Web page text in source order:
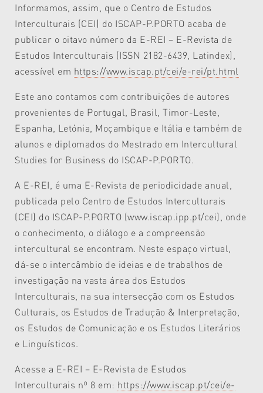
Informamos, assim, que o Centro de Estudos
Interculturais (CEI) do ISCAP-P.PORTO acaba de
publicar o oitavo número da E-REI – E-Revista de
Estudos Interculturais (ISSN 2182-6439, Latindex),
acessível em https://www.iscap.pt/cei/e-rei/pt.html
Este ano contamos com contribuições de autores
provenientes de Portugal, Brasil, Timor-Leste,
Espanha, Letónia, Moçambique e Itália e também de
alunos e diplomados do Mestrado em Intercultural
Studies for Business do ISCAP-P.PORTO.
A E-REI, é uma E-Revista de periodicidade anual,
publicada pelo Centro de Estudos Interculturais
(CEI) do ISCAP-P.PORTO (www.iscap.ipp.pt/cei), onde
o conhecimento, o diálogo e a compreensão
intercultural se encontram. Neste espaço virtual,
dá-se o intercâmbio de ideias e de trabalhos de
investigação na vasta área dos Estudos
Interculturais, na sua intersecção com os Estudos
Culturais, os Estudos de Tradução & Interpretação,
os Estudos de Comunicação e os Estudos Literários
e Linguísticos.
Acesse a E-REI – E-Revista de Estudos
Interculturais nº 8 em: https://www.iscap.pt/cei/e-